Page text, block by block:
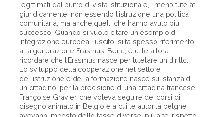
legittimati dal punto di vista istituzionale, i meno tutelati
giuridicamente, non essendo l’istruzione una politica
comunitaria, ma anche quelli che hanno avuto più
successo. Quando si vuole citare un esempio di
integrazione europea riuscito, si fa spesso riferimento
alla generazione Erasmus. Bene, è utile allora
ricordare che l’Erasmus nasce per tutelare un diritto.
Lo sviluppo della cooperazione nel settore
dell’istruzione e della formazione nasce su istanza di
un cittadino, per la precisione di una cittadina francese,
Françoise Gravier, che voleva seguire dei corsi di
disegno animato in Belgio e a cui le autorità belghe
avevano imposto delle tasse diverse, più alte, rispetto